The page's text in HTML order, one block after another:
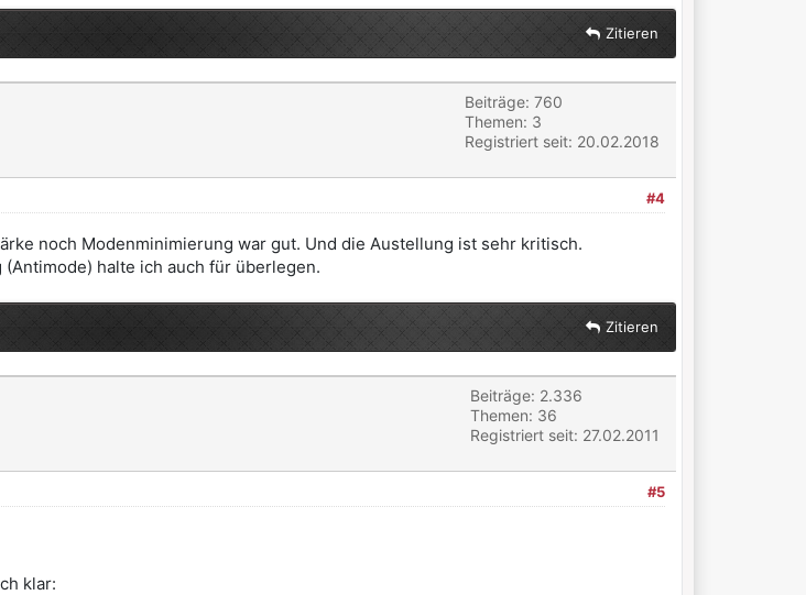
Zitieren
Beiträge: 760
Themen: 3
Registriert seit: 20.02.2018
#4
noch Modenminimierung war gut. Und die Austellung ist sehr kritisch.
halte ich auch für überlegen.
Zitieren
Beiträge: 2.336
Themen: 36
Registriert seit: 27.02.2011
#5
klar: